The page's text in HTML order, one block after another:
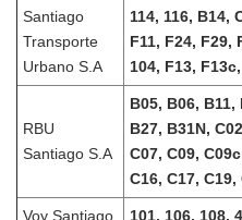
Santiago
Transporte
Urbano S.A
114, 116, B14,
F11, F24, F29,
104, F13,
RBU
Santiago S.A
B05, B06, B11,
B27, B31N,
C07, C09,
C16, C17, C19,
Voy Santiago
101, 106, 108,